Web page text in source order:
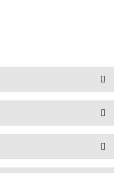
siz yapın!
soru sorulmamış.